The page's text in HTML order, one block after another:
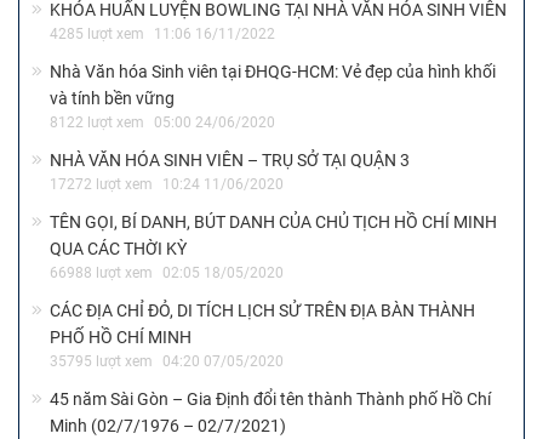
KHÓA HUẤN LUYỆN BOWLING TẠI NHÀ VĂN HÓA SINH VIÊN
4285 lượt xem 11:06 16/11/2022
Nhà Văn hóa Sinh viên tại ĐHQG-HCM: Vẻ đẹp của hình khối
và tính bền vững
8122 lượt xem 05:00 24/06/2020
NHÀ VĂN HÓA SINH VIÊN – TRỤ SỞ TẠI QUẬN 3
17272 lượt xem 10:24 11/06/2020
TÊN GỌI, BÍ DANH, BÚT DANH CỦA CHỦ TỊCH HỒ CHÍ MINH
QUA CÁC THỜI KỲ
66988 lượt xem 02:05 18/05/2020
CÁC ĐỊA CHỈ ĐỎ, DI TÍCH LỊCH SỬ TRÊN ĐỊA BÀN THÀNH
PHỐ HỒ CHÍ MINH
35795 lượt xem 04:20 07/05/2020
45 năm Sài Gòn – Gia Định đổi tên thành Thành phố Hồ Chí
Minh (02/7/1976 – 02/7/2021)